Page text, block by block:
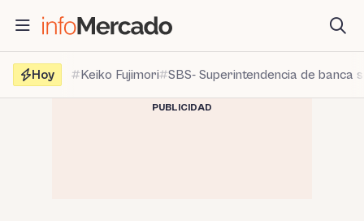
contenido
Hoy
Keiko Fujimori SBS- Superintendencia de banca
PUBLICIDAD